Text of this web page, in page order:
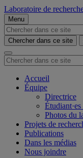
Laboratoire de
Menu
Chercher dans ce site
Accueil
Équipe
Directrice
Photos du
Projets de
Publications
Dans les médias
Nous joindre